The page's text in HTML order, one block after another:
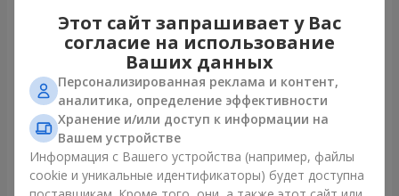
Букет "Нежность рассвета"
4 532 грн
Букет "Прикосновение
нежности"
2 699 грн
Этот сайт запрашивает у Вас
согласие на использование
Ваших данных
Персонализированная реклама и контент,
аналитика, определение эффективности
Хранение и/или доступ к информации на
Вашем устройстве
Информация с Вашего устройства (например, файлы
cookie и уникальные идентификаторы) будет доступна